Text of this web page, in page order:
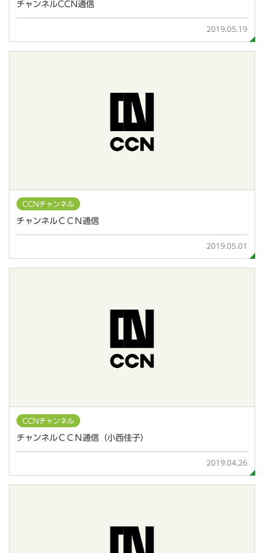
チャンネルCCN通信
2019.05.19
CCNチャンネル
チャンネルＣＣＮ通信
2019.05.01
CCNチャンネル
チャンネルＣＣＮ通信（小西佳子）
2019.04.26